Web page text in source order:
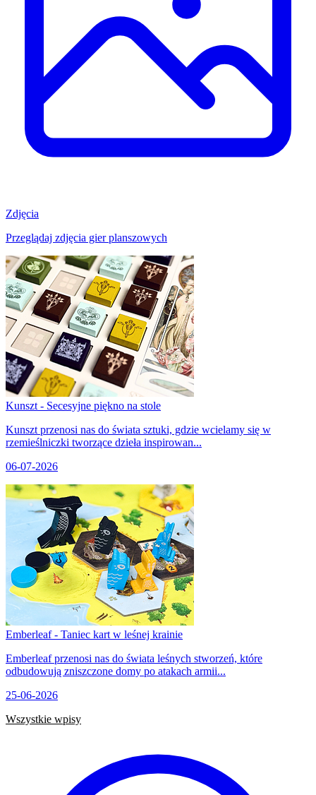
Zdjęcia
Przeglądaj zdjęcia gier planszowych
Kunszt - Secesyjne piękno na stole
Kunszt przenosi nas do świata sztuki, gdzie wcielamy się w
rzemieślniczki tworzące dzieła inspirowan...
06-07-2026
Emberleaf - Taniec kart w leśnej krainie
Emberleaf przenosi nas do świata leśnych stworzeń, które
odbudowują zniszczone domy po atakach armii...
25-06-2026
Wszystkie wpisy